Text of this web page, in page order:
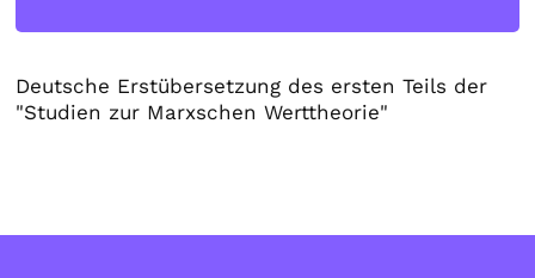
Deutsche Erstübersetzung des ersten Teils der
"Studien zur Marxschen Werttheorie"